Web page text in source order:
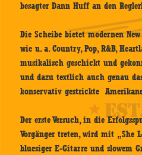
besagter Dann Huff an den
Die Scheibe bietet modernen
wie u. a. Country, Pop, R&B,
musikalisch geschickt und
und dazu textlich auch genau
konservativ gestrickte
Der erste Versuch, in die
Vorgänger treten, wird mit „She
bluesiger E-Gitarre und slowem